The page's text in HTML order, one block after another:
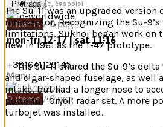
Pretraga
mon-fri 12-17 | sat 11-16
+381641129145
Menu
0items/ 0рсд
Knjige, časopisi
0items/ 0 рсд
The Su-11 was an upgraded version
interceptor, Recognizing the Su-
limitations, Sukhoi began work on
flew in 1961 as the T-47 prototype.
The Su-11 shared the Su-9’s
and cigar-shaped fuselage, as well
intake, but had a longer nose to
powerful ‘Oryol’ radar set. A more
turbojet was installed.